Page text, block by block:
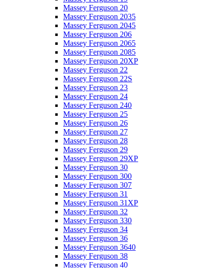
Massey Ferguson 20
Massey Ferguson 2035
Massey Ferguson 2045
Massey Ferguson 206
Massey Ferguson 2065
Massey Ferguson 2085
Massey Ferguson 20XP
Massey Ferguson 22
Massey Ferguson 22S
Massey Ferguson 23
Massey Ferguson 24
Massey Ferguson 240
Massey Ferguson 25
Massey Ferguson 26
Massey Ferguson 27
Massey Ferguson 28
Massey Ferguson 29
Massey Ferguson 29XP
Massey Ferguson 30
Massey Ferguson 300
Massey Ferguson 307
Massey Ferguson 31
Massey Ferguson 31XP
Massey Ferguson 32
Massey Ferguson 330
Massey Ferguson 34
Massey Ferguson 36
Massey Ferguson 3640
Massey Ferguson 38
Massey Ferguson 40